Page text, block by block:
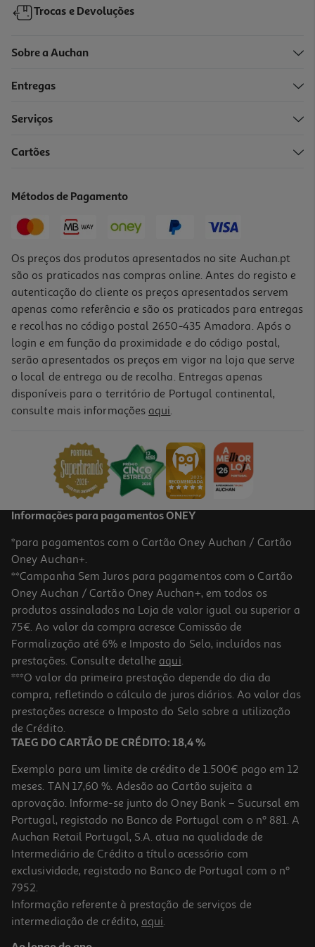
-10%
9,99 € PVP de editor
Livro Casinhas De Feltro: Um Dia Com O Ursinho
PVP de editor
Livro Casinhas De Feltro: Um Dia Com O Coelhinho
9.81 €/un
10,90 € PVP de editor
9,81 €
-10%
Livro O Meu Primeiro Livro De Histórias Para Adormecer
Trocas e Devoluções
Sobre a Auchan
Entregas
Serviços
Cartões
Métodos de Pagamento
Os preços dos produtos apresentados no site Auchan.pt
são os praticados nas compras online. Antes do registo e
autenticação do cliente os preços apresentados servem
apenas como referência e são os praticados para entregas
e recolhas no código postal 2650-435 Amadora. Após o
login e em função da proximidade e do código postal,
serão apresentados os preços em vigor na loja que serve
o local de entrega ou de recolha. Entregas apenas
disponíveis para o território de Portugal continental,
consulte mais informações aqui.
Informações para pagamentos ONEY
*para pagamentos com o Cartão Oney Auchan / Cartão
Oney Auchan+.
**Campanha Sem Juros para pagamentos com o Cartão
Oney Auchan / Cartão Oney Auchan+, em todos os
produtos assinalados na Loja de valor igual ou superior a
75€. Ao valor da compra acresce Comissão de
Formalização até 6% e Imposto do Selo, incluídos nas
prestações. Consulte detalhe aqui.
***O valor da primeira prestação depende do dia da
compra, refletindo o cálculo de juros diários. Ao valor das
prestações acresce o Imposto do Selo sobre a utilização
de Crédito.
TAEG DO CARTÃO DE CRÉDITO: 18,4 %
Exemplo para um limite de crédito de 1.500€ pago em 12
meses. TAN 17,60 %. Adesão ao Cartão sujeita a
aprovação. Informe-se junto do Oney Bank – Sucursal em
Portugal, registado no Banco de Portugal com o nº 881. A
Auchan Retail Portugal, S.A. atua na qualidade de
Intermediário de Crédito a título acessório com
exclusividade, registado no Banco de Portugal com o nº
7952.
Informação referente à prestação de serviços de
intermediação de crédito, aqui.